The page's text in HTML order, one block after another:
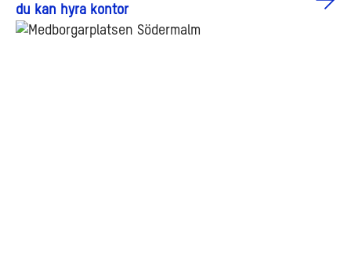
du kan hyra kontor